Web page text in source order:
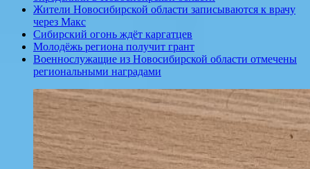
Жители Новосибирской области записываются к врачу
через Макс
Сибирский огонь ждёт каргатцев
Молодёжь региона получит грант
Военнослужащие из Новосибирской области отмечены
региональными наградами